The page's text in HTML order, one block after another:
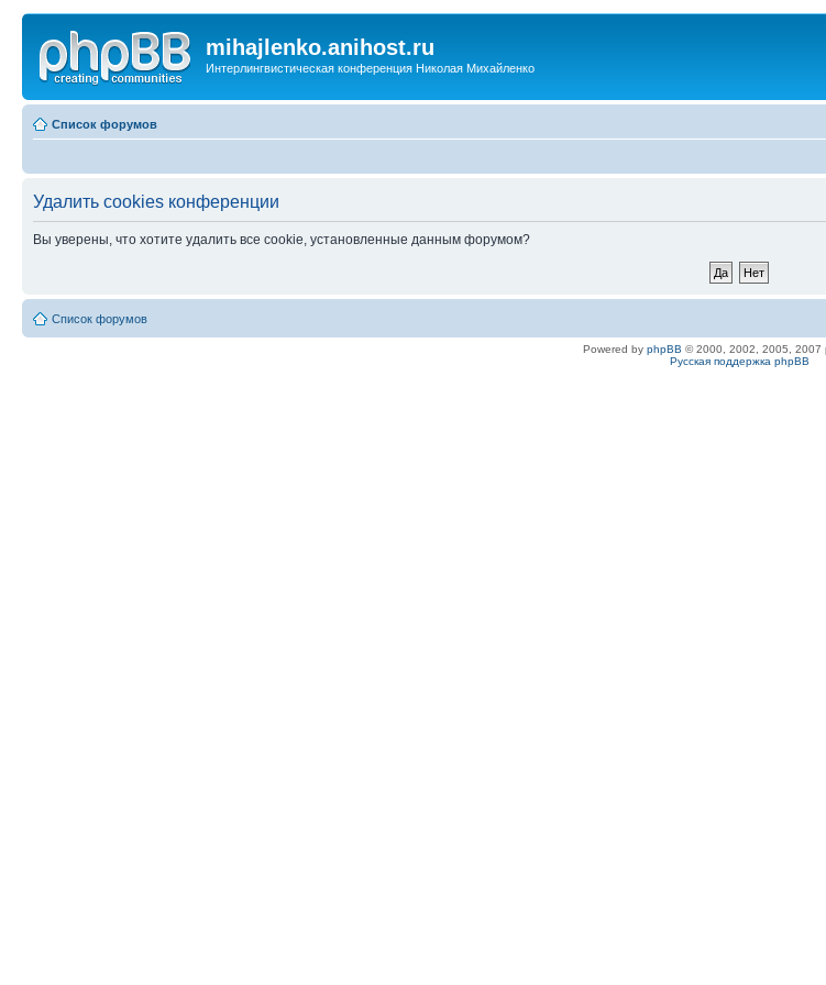
mihajlenko.anihost.ru
Интерлингвистическая конференция Николая Михайленко
Список форумов
Удалить cookies конференции
Вы уверены, что хотите удалить все cookie, установленные данным форумом?
Список форумов
Powered by phpBB © 2000, 2002, 2005, 2007
Русская поддержка phpBB